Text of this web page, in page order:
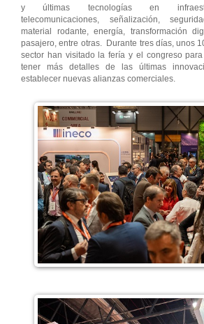
y últimas tecnologías en
telecomunicaciones, señalización,
material rodante, energía, transformación
pasajero, entre otras. Durante tres días, unos
sector han visitado la fería y el congreso
tener más detalles de las últimas
establecer nuevas alianzas comerciales.